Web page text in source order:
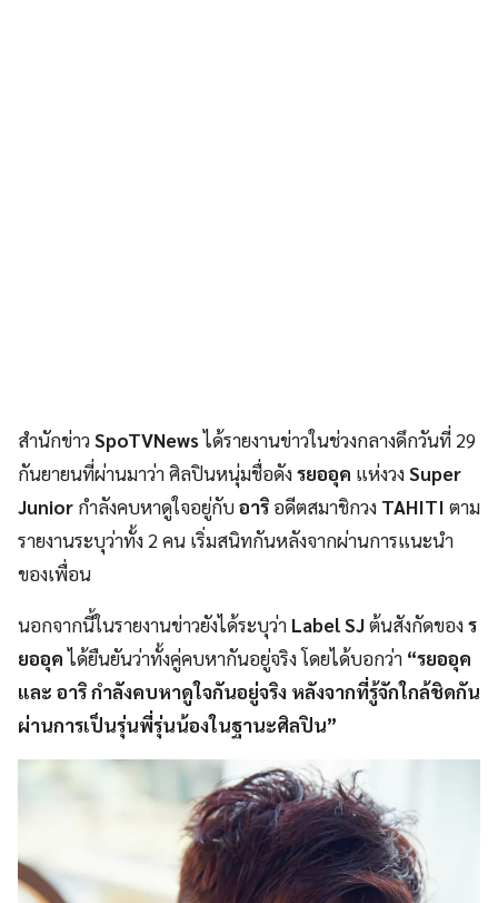
สำนักข่าวSpoTVNewsได้รายงานข่าวในช่วงกลางดึกวันที่ 29
กันยายนที่ผ่านมาว่า ศิลปินหนุ่มชื่อดังรยออุค แห่งวงSuper
Junior กำลังคบหาดูใจอยู่กับอาริ อดีตสมาชิกวง TAHITI ตาม
รายงานระบุว่าทั้ง 2 คน เริ่มสนิทกันหลังจากผ่านการแนะนำ
ของเพื่อน
นอกจากนี้ในรายงานข่าวยังได้ระบุว่า Label SJต้นสังกัดของร
ยออุคได้ยืนยันว่าทั้งคู่คบหากันอยู่จริง โดยได้บอกว่า “รยออุค
และ อาริ กำลังคบหาดูใจกันอยู่จริง หลังจากที่รู้จักใกล้ชิดกัน
ผ่านการเป็นรุ่นพี่รุ่นน้องในฐานะศิลปิน”